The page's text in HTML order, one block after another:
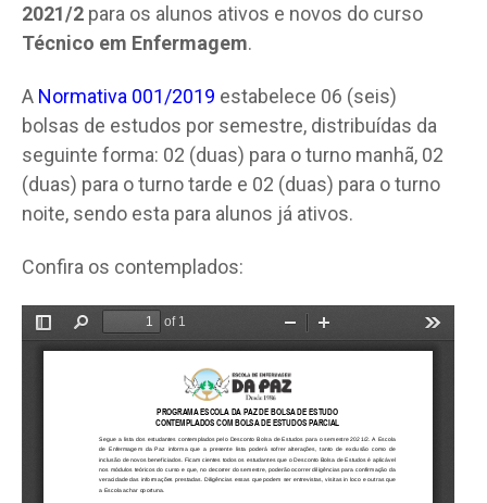
2021/2 para os alunos ativos e novos do curso
Técnico em Enfermagem.
A Normativa 001/2019 estabelece 06 (seis)
bolsas de estudos por semestre, distribuídas da
seguinte forma: 02 (duas) para o turno manhã, 02
(duas) para o turno tarde e 02 (duas) para o turno
noite, sendo esta para alunos já ativos.
Confira os contemplados: